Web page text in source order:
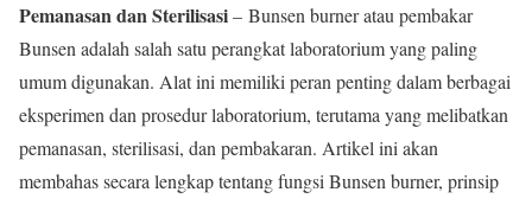
Pemanasan dan Sterilisasi– Bunsen burner atau pembakar
Bunsen adalah salah satu perangkat laboratorium yang paling
umum digunakan. Alat ini memiliki peran penting dalam berbagai
eksperimen dan prosedur laboratorium, terutama yang melibatkan
pemanasan, sterilisasi, dan pembakaran. Artikel ini akan
membahas secara lengkap tentang fungsi Bunsen burner, prinsip